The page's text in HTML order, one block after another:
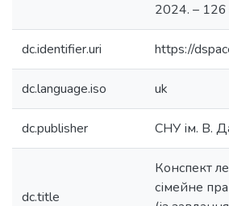
2024. – 126
dc.identifier.uri https://
dc.language.iso uk
dc.publisher СНУ ім. В.
dc.title
Конспект
сімейне